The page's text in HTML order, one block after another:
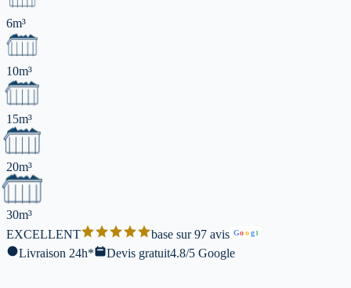
6m³
10m³
15m³
20m³
30m³
EXCELLENT
base sur 97 avis Goog l
Livraison 24h* Devis gratuit4.8/5 Google